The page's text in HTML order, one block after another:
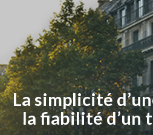
La simplicité
la fiabilité d’un